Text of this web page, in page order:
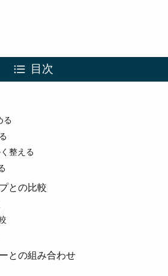
目次
る
整える
との比較
との組み合わせ